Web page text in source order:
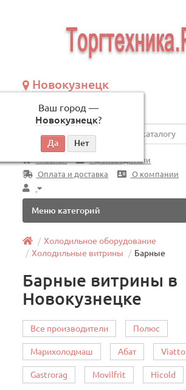
Новокузнецк
Ваш город —
Новокузнецк?
по будням, с 09:00 до 18:00
Везде
Главная
Производители
Оплата и доставка
О компании
Меню категорий
Холодильное оборудование
Холодильные витрины
Барные
Барные витрины в
Новокузнецке
Все производители Полюс
Марихолодмаш Абат Viatto
Gastrorag Movilfrit Hicold